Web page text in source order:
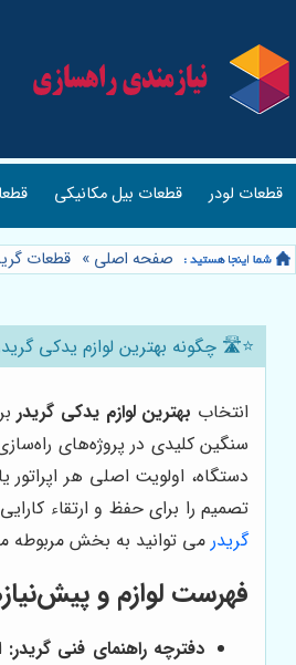
قطعات لودر قطعات بیل مکانیکی
صفحه اصلی » قطعات
⭐️🛣️ چگونه بهترین لوازم یدکی
انتخاب بهترین لوازم یدکی گریدر
سنگین کلیدی در پروژه‌های
دستگاه، اولویت اصلی هر
تصمیم را برای حفظ و ارتقاء
گریدرمی توانید به بخش مربوطه
فهرست لوازم و
دفترچه راهنمای فنی گریدر: